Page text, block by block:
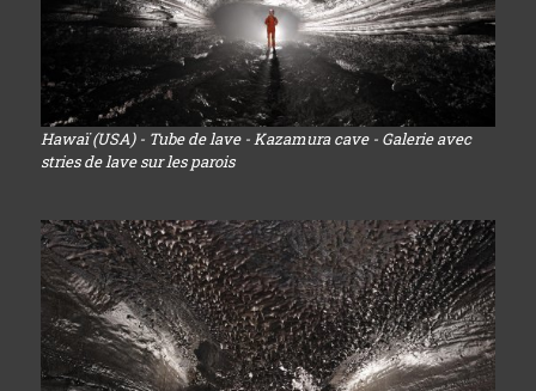
Hawaï (USA) - Tube de lave - Kazamura cave - Galerie avec
stries de lave sur les parois